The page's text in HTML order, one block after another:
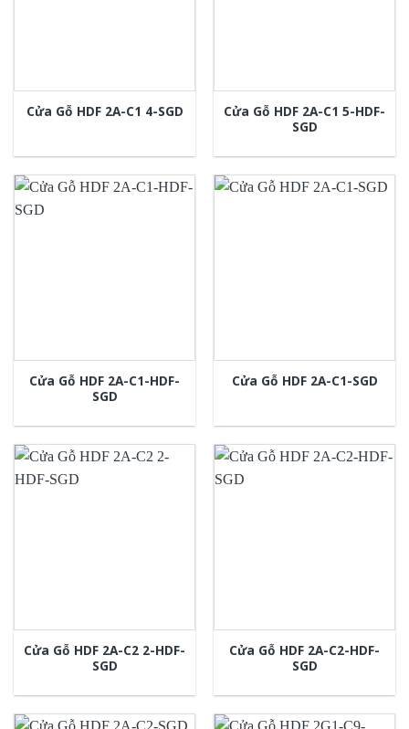
Cửa Gỗ HDF 2A-C1 4-SGD
Cửa Gỗ HDF 2A-C1 5-HDF-
SGD
Cửa Gỗ HDF 2A-C1-HDF-
SGD
Cửa Gỗ HDF 2A-C1-SGD
Cửa Gỗ HDF 2A-C2 2-HDF-
SGD
Cửa Gỗ HDF 2A-C2-HDF-
SGD